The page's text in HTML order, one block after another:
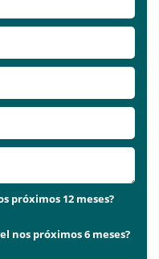
próximos 12 meses?
nos próximos 6 meses?